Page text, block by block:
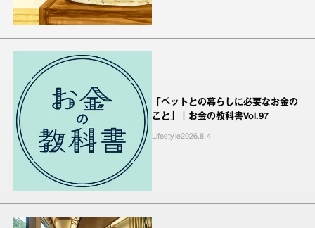
「ペットとの暮らしに必要なお金の
こと」｜お金の教科書Vol.97
Lifestyle2026.8.4